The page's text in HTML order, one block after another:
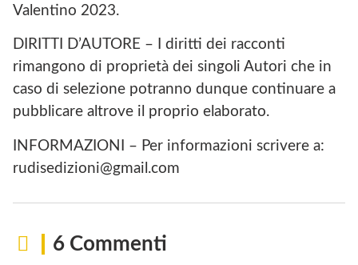
Valentino 2023.
DIRITTI D’AUTORE – I diritti dei racconti
rimangono di proprietà dei singoli Autori che in
caso di selezione potranno dunque continuare a
pubblicare altrove il proprio elaborato.
INFORMAZIONI – Per informazioni scrivere a:
rudisedizioni@gmail.com
6 Commenti